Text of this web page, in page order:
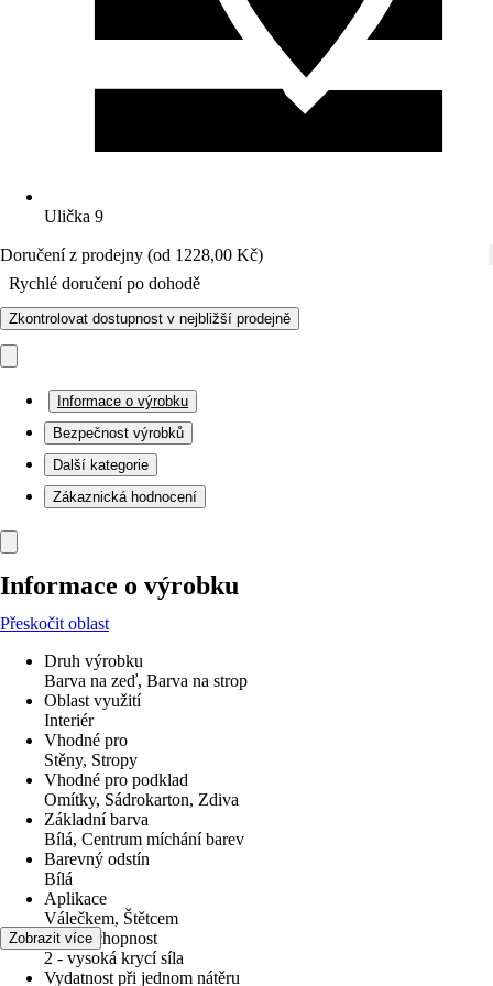
Ulička 9
Doručení z prodejny (od 1228,00 Kč)
Rychlé doručení po dohodě
Zkontrolovat dostupnost v nejbližší prodejně
Informace o výrobku
Bezpečnost výrobků
Další kategorie
Zákaznická hodnocení
Informace o výrobku
Přeskočit oblast
Druh výrobku
Barva na zeď, Barva na strop
Oblast využití
Interiér
Vhodné pro
Stěny, Stropy
Vhodné pro podklad
Omítky, Sádrokarton, Zdiva
Základní barva
Bílá, Centrum míchání barev
Barevný odstín
Bílá
Aplikace
Válečkem, Štětcem
Krycí schopnost
2 - vysoká krycí síla
Vydatnost při jednom nátěru
Zobrazit více